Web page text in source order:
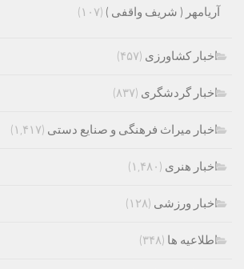
آریامهر ( شریف واقفی ) (۱۰۷)
اخبار کشاورزی (۴۵۷)
اخبار گردشگری (۸۳۷)
اخبار میراث فرهنگی و صنایع دستی (۱,۴۱۷)
اخبار هنری (۱,۴۸۰)
اخبار ورزشی (۱۲۸)
اطلاعیه ها (۳۴۸)